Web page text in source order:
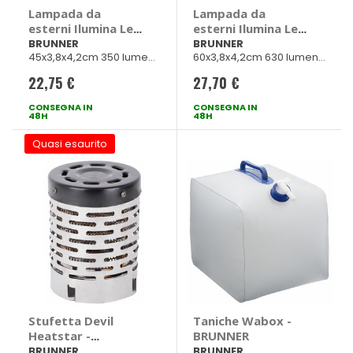
Lampada da
esterni Ilumina Led
36 - BRUNNER
BRUNNER
45x3,8x4,2cm 350 lumen
22,75 €
CONSEGNA IN
48H
Lampada da
esterni Ilumina Led
66 - BRUNNER
BRUNNER
60x3,8x4,2cm 630 lumen
27,70 €
CONSEGNA IN
48H
Quasi esaurito
Stufetta Devil
Heatstar -
Taniche Wabox -
BRUNNER